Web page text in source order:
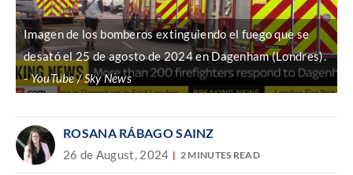
Imagen de los bomberos extinguiendo el fuego que se
desató el 25 de agosto de 2024 en Dagenham (Londres).
YouTube / Sky News
ROSANA RÁBAGO SAINZ
26 de August, 2024 2 MINUTES READ